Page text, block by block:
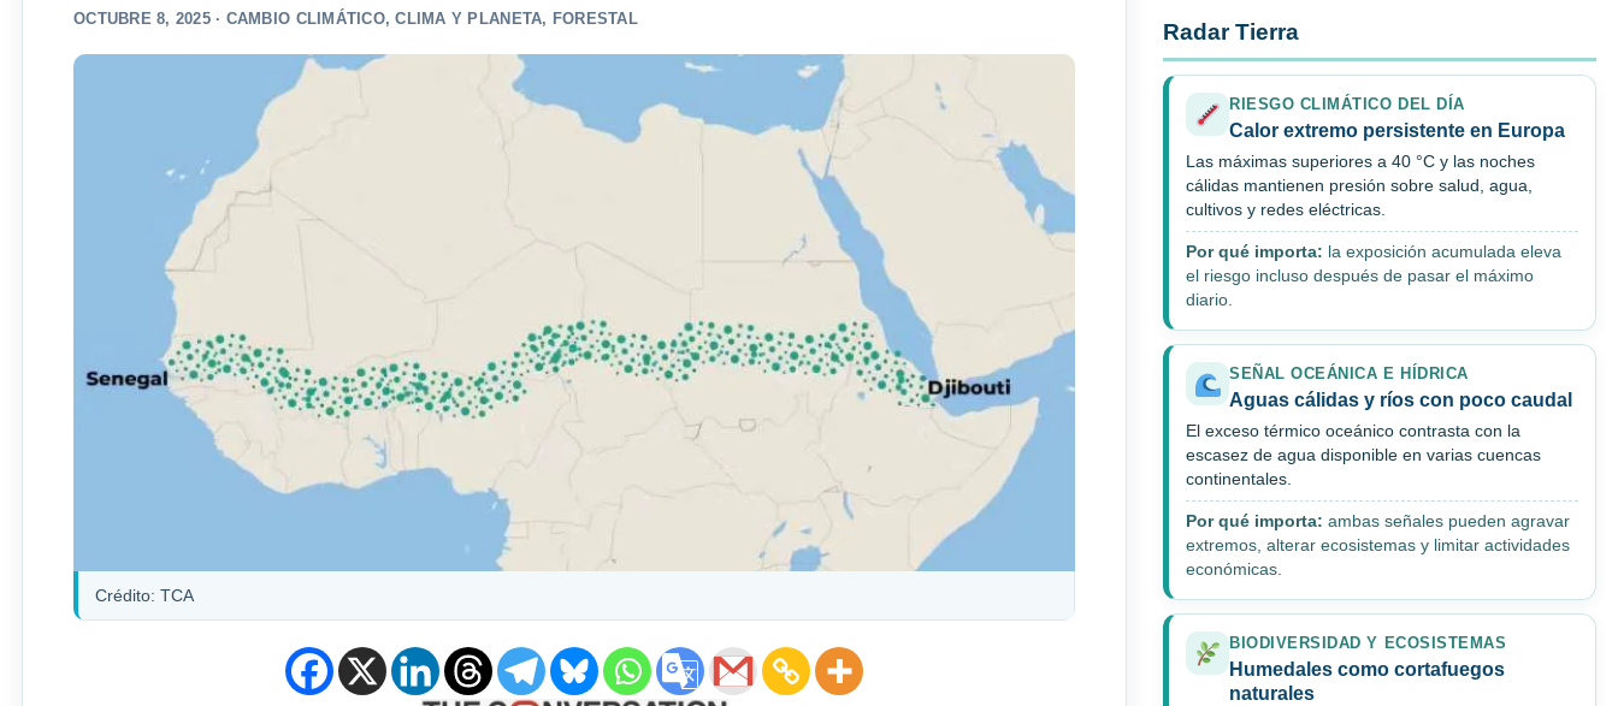
OCTUBRE 8, 2025 · CAMBIO CLIMÁTICO,CLIMA Y PLANETA, FORESTAL
Crédito: TCA
Radar Tierra
RIESGO CLIMÁTICO DEL DÍA
Calor extremo persistente en Europa
Las máximas superiores a 40 °C y las noches
cálidas mantienen presión sobre salud, agua,
cultivos y redes eléctricas.
Por qué importa: la exposición acumulada eleva
el riesgo incluso después de pasar el máximo
diario.
SEÑAL OCEÁNICA E HÍDRICA
Aguas cálidas y ríos con poco caudal
El exceso térmico oceánico contrasta con la
escasez de agua disponible en varias cuencas
continentales.
Por qué importa: ambas señales pueden agravar
extremos, alterar ecosistemas y limitar actividades
económicas.
BIODIVERSIDAD Y ECOSISTEMAS
Humedales como cortafuegos
naturales